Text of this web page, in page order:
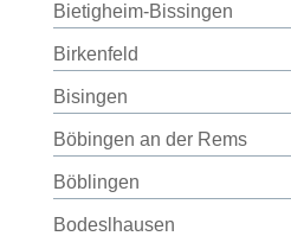
Bietigheim-Bissingen
Birkenfeld
Bisingen
Böbingen an der Rems
Böblingen
Bodeslhausen